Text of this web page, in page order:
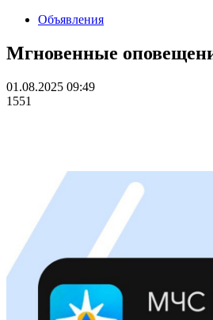
Объявления
Мгновенные
01.08.2025 09:49
1551